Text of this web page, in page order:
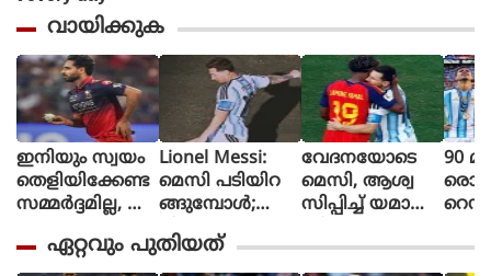
വായിക്കുക
ഇനിയും സ്വയം
തെളിയിക്കേണ്ട
സമ്മർദ്ദമില്ല, അ
ഭിച്ചാൽ സ
Lionel Messi:
മെസി പടിയിറ
ങ്ങുമ്പോൾ;
വീണ്ടും
സാക്ഷിയായി
വേദനയോടെ
മെസി, ആശ്വ
സിപ്പിച്ച് യമാൽ
90
രൊറ്റ
ളി
ഏറ്റവും പുതിയത്